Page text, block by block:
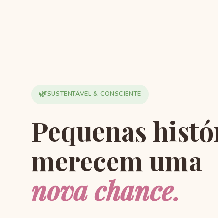
🌿SUSTENTÁVEL & CONSCIENTE
Pequenas
merecem uma
nova chance.